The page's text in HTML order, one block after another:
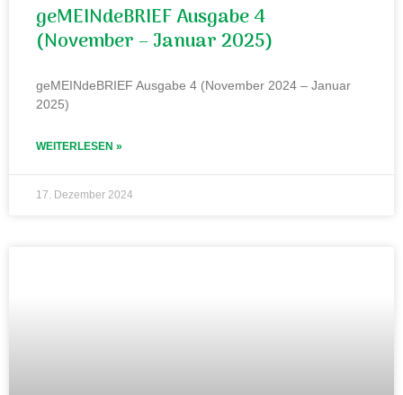
geMEINdeBRIEF Ausgabe 4
(November – Januar 2025)
geMEINdeBRIEF Ausgabe 4 (November 2024 – Januar
2025)
WEITERLESEN »
17. Dezember 2024